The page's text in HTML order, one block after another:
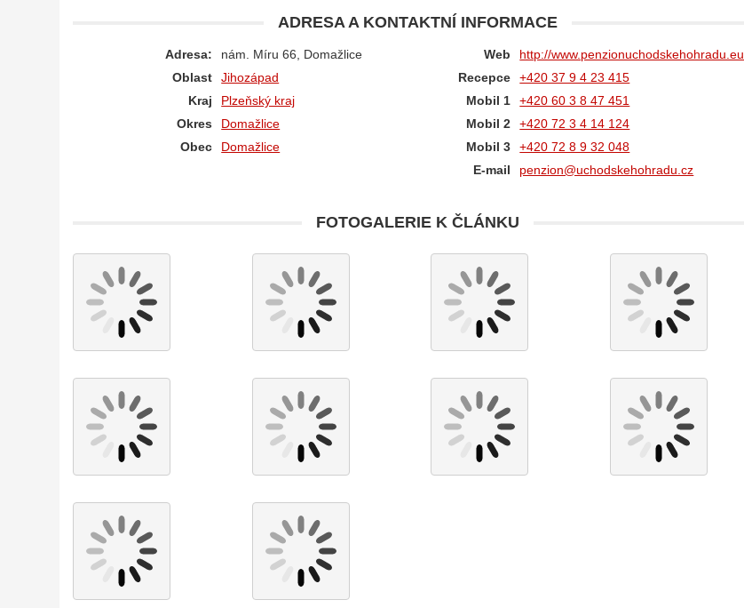
ADRESA A KONTAKTNÍ INFORMACE
Adresa:
nám. Míru 66, Domažlice
Oblast
Jihozápad
Kraj
Plzeňský kraj
Okres
Domažlice
Obec
Domažlice
Web
http://www.penzionuchodskehohradu.eu
Recepce
+420 37 9 4 23 415
Mobil 1
+420 60 3 8 47 451
Mobil 2
+420 72 3 4 14 124
Mobil 3
+420 72 8 9 32 048
E-mail
penzion@uchodskehohradu.cz
FOTOGALERIE K ČLÁNKU